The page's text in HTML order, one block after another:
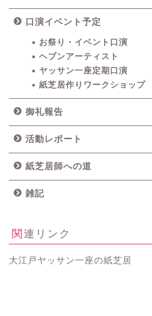
口演イベント予定
お祭り・イベント口演
ヘブンアーティスト
ヤッサン一座定期口演
紙芝居作りワークショップ
御礼報告
活動レポート
紙芝居師への道
雑記
関連リンク
大江戸ヤッサン一座の紙芝居